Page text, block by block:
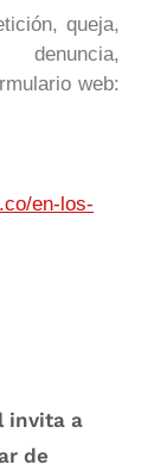
queja,
web:
en-los-
invita a
de